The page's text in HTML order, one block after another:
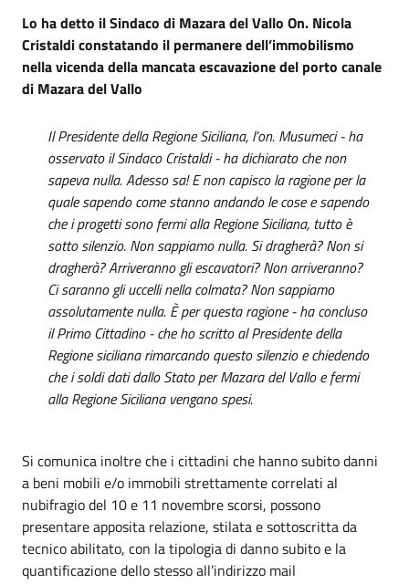
Lo ha detto il Sindaco di Mazara del Vallo On. Nicola
Cristaldi constatando il permanere dell’immobilismo
nella vicenda della mancata escavazione del porto canale
di Mazara del Vallo
Il Presidente della Regione Siciliana, l’on. Musumeci - ha
osservato il Sindaco Cristaldi - ha dichiarato che non
sapeva nulla. Adesso sa! E non capisco la ragione per la
quale sapendo come stanno andando le cose e sapendo
che i progetti sono fermi alla Regione Siciliana, tutto è
sotto silenzio. Non sappiamo nulla. Si dragherà? Non si
dragherà? Arriveranno gli escavatori? Non arriveranno?
Ci saranno gli uccelli nella colmata? Non sappiamo
assolutamente nulla. È per questa ragione - ha concluso
il Primo Cittadino - che ho scritto al Presidente della
Regione siciliana rimarcando questo silenzio e chiedendo
che i soldi dati dallo Stato per Mazara del Vallo e fermi
alla Regione Siciliana vengano spesi.
Si comunica inoltre che i cittadini che hanno subito danni
a beni mobili e/o immobili strettamente correlati al
nubifragio del 10 e 11 novembre scorsi, possono
presentare apposita relazione, stilata e sottoscritta da
tecnico abilitato, con la tipologia di danno subito e la
quantificazione dello stesso all’indirizzo mail